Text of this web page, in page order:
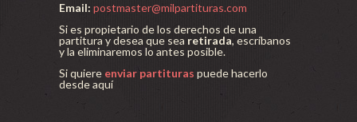
Email: postmaster@milpartituras.com
Si es propietario de los derechos de una
partitura y desea que sea retirada, escríbanos
y la eliminaremos lo antes posible.
Si quiere enviar partituras puede hacerlo
desde aquí